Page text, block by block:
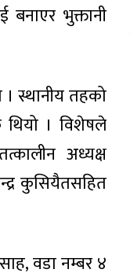
भुक्तानी
स्थानीय तहको
थियो । विशेषले
अध्यक्ष
कुसियैतसहित
वडा नम्बर ४